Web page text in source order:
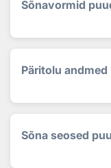
Sõnavormid
Päritolu
Sõna seosed